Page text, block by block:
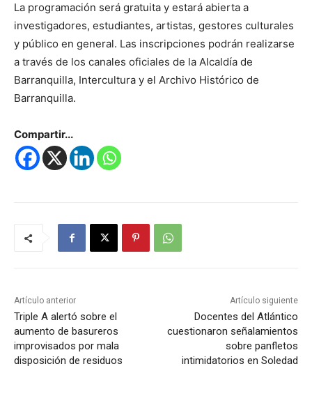
La programación será gratuita y estará abierta a
investigadores, estudiantes, artistas, gestores culturales
y público en general. Las inscripciones podrán realizarse
a través de los canales oficiales de la Alcaldía de
Barranquilla, Intercultura y el Archivo Histórico de
Barranquilla.
Compartir...
Artículo anterior
Triple A alertó sobre el
aumento de basureros
improvisados por mala
disposición de residuos
Artículo siguiente
Docentes del Atlántico
cuestionaron señalamientos
sobre panfletos
intimidatorios en Soledad